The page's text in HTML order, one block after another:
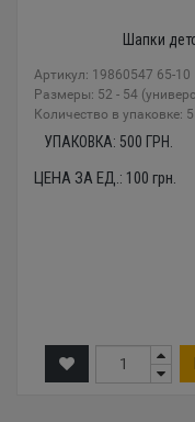
Шапки
Артикул: 19860547 65-10
Размеры: 52 - 54
Количество в упаковке: 5
УПАКОВКА: 500 ГРН.
ЦЕНА ЗА ЕД.: 100 грн.